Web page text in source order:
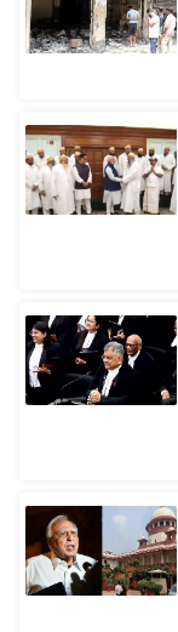
म
ई
पे
प
र
बे
मि
सा
ख्सि
य
त